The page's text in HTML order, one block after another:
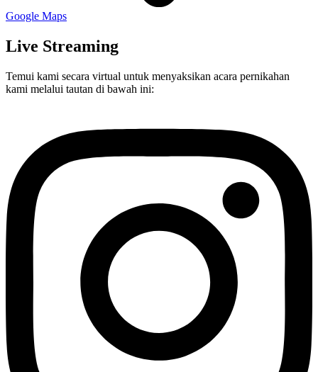
Google Maps
Live Streaming
Temui kami secara virtual untuk menyaksikan acara pernikahan
kami melalui tautan di bawah ini: